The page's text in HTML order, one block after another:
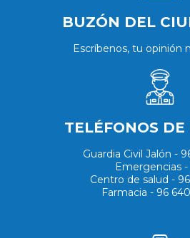
BUZÓN DEL
Escríbenos, tu opinión
TELÉFONOS DE
Guardia Civil Jalón -
Emergencias -
Centro de salud -
Farmacia - 96